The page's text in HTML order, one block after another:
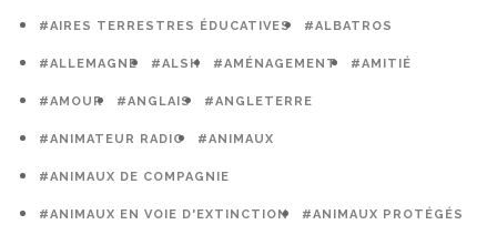
#AIRES TERRESTRES ÉDUCATIVES #ALBATROS
#ALLEMAGNE #ALSH #AMÉNAGEMENT #AMITIÉ
#AMOUR #ANGLAIS #ANGLETERRE
#ANIMATEUR RADIO #ANIMAUX
#ANIMAUX DE COMPAGNIE
#ANIMAUX EN VOIE D'EXTINCTION #ANIMAUX PROTÉGÉS